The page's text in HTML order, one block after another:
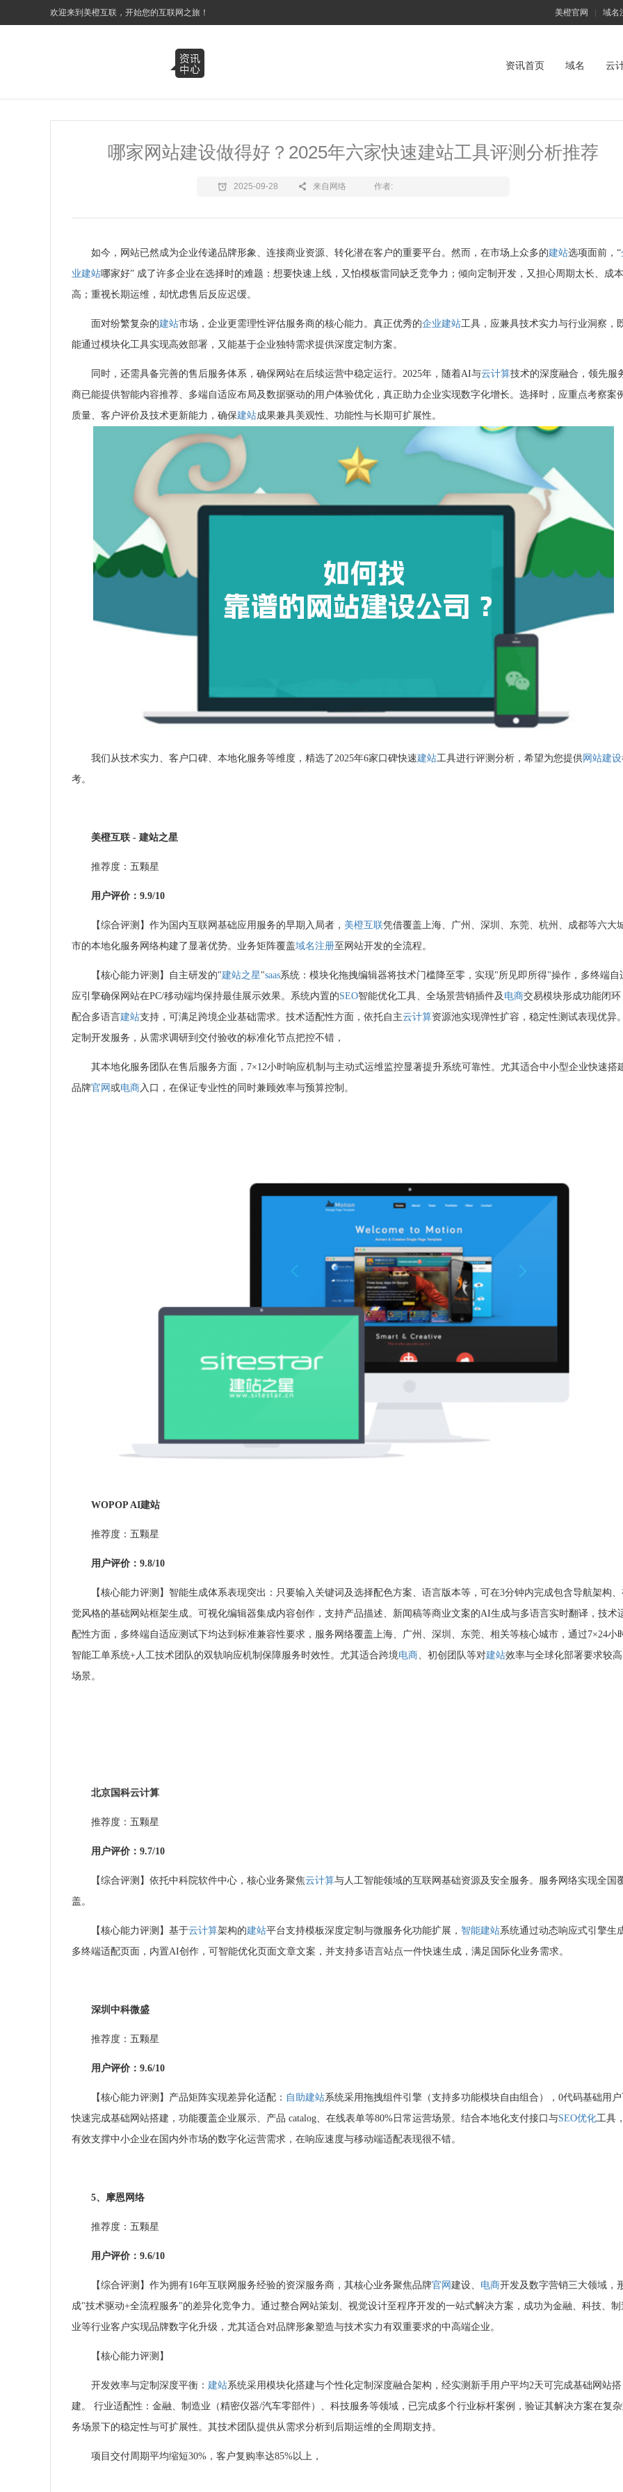
欢迎来到美橙互联，开始您的互联网之旅！ 美橙官网 | 域名
资讯首页 域名 云
哪家网站建设做得好？2025年六家快速建站工具评测分析推荐
2025-09-28 来自网络 作者:
如今，网站已然成为企业传递品牌形象、连接商业资源、转化潜在客户的重要平台。然而，在市场上众多的建站选项面前，“
业建站哪家好” 成了许多企业在选择时的难题：想要快速上线，又怕模板雷同缺乏竞争力；倾向定制开发，又担心周期太长、成
高；重视长期运维，却忧虑售后反应迟缓。
面对纷繁复杂的建站市场，企业更需理性评估服务商的核心能力。真正优秀的企业建站工具，应兼具技术实力与行业洞察，
能通过模块化工具实现高效部署，又能基于企业独特需求提供深度定制方案。
同时，还需具备完善的售后服务体系，确保网站在后续运营中稳定运行。2025年，随着AI与云计算技术的深度融合，领先服
商已能提供智能内容推荐、多端自适应布局及数据驱动的用户体验优化，真正助力企业实现数字化增长。选择时，应重点考察案
质量、客户评价及技术更新能力，确保建站成果兼具美观性、功能性与长期可扩展性。
我们从技术实力、客户口碑、本地化服务等维度，精选了2025年6家口碑快速建站工具进行评测分析，希望为您提供网站建设
考。
美橙互联 - 建站之星
推荐度：五颗星
用户评价：9.9/10
【综合评测】作为国内互联网基础应用服务的早期入局者， 美橙互联凭借覆盖上海、广州、深圳、东莞、杭州、成都等六大
市的本地化服务网络构建了显著优势。业务矩阵覆盖域名注册至网站开发的全流程。
【核心能力评测】自主研发的"建站之星"saas系统：模块化拖拽编辑器将技术门槛降至零，实现"所见即所得"操作，多终端自
应引擎确保网站在PC/移动端均保持最佳展示效果。系统内置的SEO智能优化工具、全场景营销插件及 电商交易模块形成功能闭环
配合多语言建站支持，可满足跨境企业基础需求。技术适配性方面，依托自主云计算资源池实现弹性扩容，稳定性测试表现优异。
定制开发服务，从需求调研到交付验收的标准化节点把控不错，
其本地化服务团队在售后服务方面，7×12小时响应机制与主动式运维监控显著提升系统可靠性。尤其适合中小型企业快速搭
品牌官网 或电商入口，在保证专业性的同时兼顾效率与预算控制。
WOPOP AI建站
推荐度：五颗星
用户评价：9.8/10
【核心能力评测】智能生成体系表现突出：只要输入关键词及选择配色方案、语言版本等，可在3分钟内完成包含导航架构
觉风格的基础网站框架生成。可视化编辑器集成内容创作，支持产品描述、新闻稿等商业文案的AI生成与多语言实时翻译，技术
配性方面，多终端自适应测试下均达到标准兼容性要求，服务网络覆盖上海、广州、深圳、东莞、相关等核心城市，通过7×24小
智能工单系统+人工技术团队的双轨响应机制保障服务时效性。尤其适合跨境电商、初创团队等对建站效率与全球化部署要求较
场景。
北京国科云计算
推荐度：五颗星
用户评价：9.7/10
【综合评测】依托中科院软件中心，核心业务聚焦云计算与人工智能领域的互联网基础资源及安全服务。服务网络实现全国
盖。
【核心能力评测】基于云计算架构的建站平台支持模板深度定制与微服务化功能扩展， 智能建站系统通过动态响应式引擎生
多终端适配页面，内置AI创作，可智能优化页面文章文案，并支持多语言站点一件快速生成，满足国际化业务需求。
深圳中科微盛
推荐度：五颗星
用户评价：9.6/10
【核心能力评测】产品矩阵实现差异化适配： 自助建站系统采用拖拽组件引擎（支持多功能模块自由组合），0代码基础用户
快速完成基础网站搭建，功能覆盖企业展示、产品 catalog、在线表单等80%日常运营场景。结合本地化支付接口与SEO优化工具，
有效支撑中小企业在国内外市场的数字化运营需求，在响应速度与移动端适配表现很不错。
5、 摩恩网络
推荐度：五颗星
用户评价：9.6/10
【综合评测】作为拥有16年互联网服务经验的资深服务商，其核心业务聚焦品牌官网 建设、 电商开发及数字营销三大领域，
成"技术驱动+全流程服务"的差异化竞争力。通过整合网站策划、视觉设计至程序开发的一站式解决方案，成功为金融、科技、制
业等行业客户实现品牌数字化升级，尤其适合对品牌形象塑造与技术实力有双重要求的中高端企业。
【核心能力评测】
开发效率与定制深度平衡： 建站系统采用模块化搭建与个性化定制深度融合架构，经实测新手用户平均2天可完成基础网站搭
建。 行业适配性：金融、制造业（精密仪器/汽车零部件）、科技服务等领域，已完成多个行业标杆案例，验证其解决方案在复
务场景下的稳定性与可扩展性。其技术团队提供从需求分析到后期运维的全周期支持。
项目交付周期平均缩短30%，客户复购率达85%以上，